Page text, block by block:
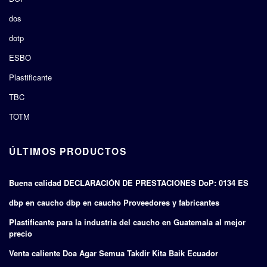
dos
dotp
ESBO
Plastificante
TBC
TOTM
ÚLTIMOS PRODUCTOS
Buena calidad DECLARACIÓN DE PRESTACIONES DoP: 0134 ES
dbp en caucho dbp en caucho Proveedores y fabricantes
Plastificante para la industria del caucho en Guatemala al mejor
precio
Venta caliente Doa Agar Semua Takdir Kita Baik Ecuador